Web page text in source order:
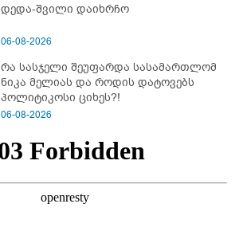
დედა-შვილი დაიხრჩო
06-08-2026
რა სასჯელი შეუფარდა სასამართლომ
ნიკა მელიას და როდის დატოვებს
პოლიტიკოსი ციხეს?!
06-08-2026